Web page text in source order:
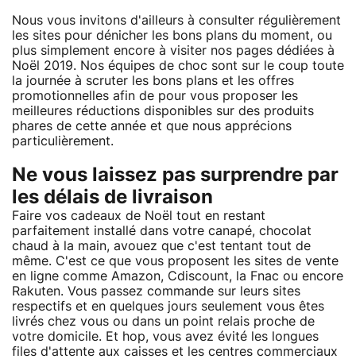
Nous vous invitons d'ailleurs à consulter régulièrement
les sites pour dénicher les bons plans du moment, ou
plus simplement encore à visiter nos pages dédiées à
Noël 2019. Nos équipes de choc sont sur le coup toute
la journée à scruter les bons plans et les offres
promotionnelles afin de pour vous proposer les
meilleures réductions disponibles sur des produits
phares de cette année et que nous apprécions
particulièrement.
Ne vous laissez pas surprendre par
les délais de livraison
Faire vos cadeaux de Noël tout en restant
parfaitement installé dans votre canapé, chocolat
chaud à la main, avouez que c'est tentant tout de
même. C'est ce que vous proposent les sites de vente
en ligne comme Amazon, Cdiscount, la Fnac ou encore
Rakuten. Vous passez commande sur leurs sites
respectifs et en quelques jours seulement vous êtes
livrés chez vous ou dans un point relais proche de
votre domicile. Et hop, vous avez évité les longues
files d'attente aux caisses et les centres commerciaux